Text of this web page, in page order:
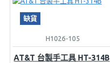
缺貨
H1026-105
AT&T 台製手工具 HT-314B